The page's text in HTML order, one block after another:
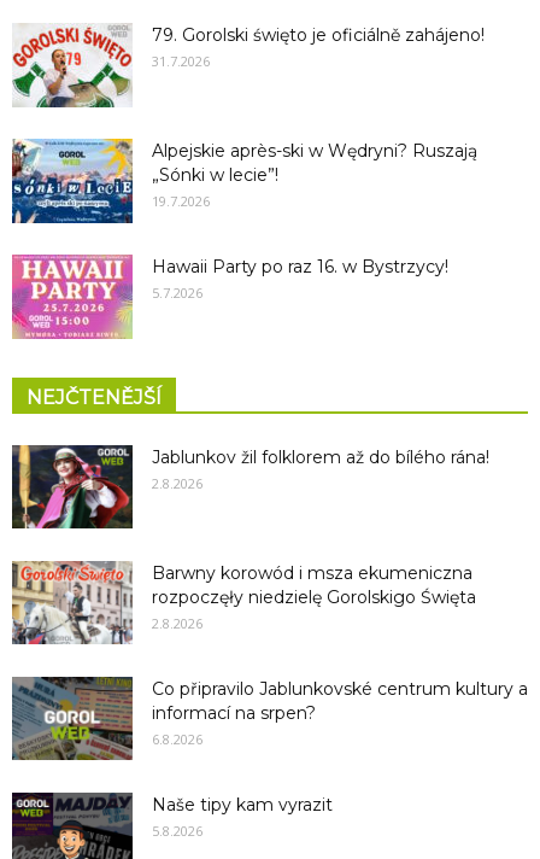
79. Gorolski święto je oficiálně zahájeno!
31.7.2026
Alpejskie après-ski w Wędryni? Ruszają
„Sónki w lecie”!
19.7.2026
Hawaii Party po raz 16. w Bystrzycy!
5.7.2026
NEJČTENĚJŠÍ
Jablunkov žil folklorem až do bílého rána!
2.8.2026
Barwny korowód i msza ekumeniczna
rozpoczęły niedzielę Gorolskigo Święta
2.8.2026
Co připravilo Jablunkovské centrum kultury a
informací na srpen?
6.8.2026
Naše tipy kam vyrazit
5.8.2026